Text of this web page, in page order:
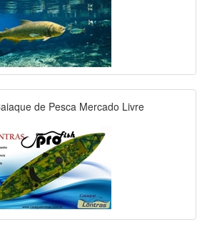
de Pesca Mercado Livre